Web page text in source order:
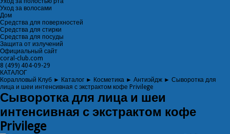
Уход за волосами
Дом
Средства для поверхностей
Средства для стирки
Средства для посуды
Защита от излучений
Официальный сайт
coral-club.com
8 (499) 404-09-29
КАТАЛОГ
Коралловый Клуб ► Каталог ► Косметика ► Антиэйдж ► Сыворотка для
лица и шеи интенсивная с экстрактом кофе Privilege
Сыворотка для лица и шеи
интенсивная с экстрактом кофе
Privilege